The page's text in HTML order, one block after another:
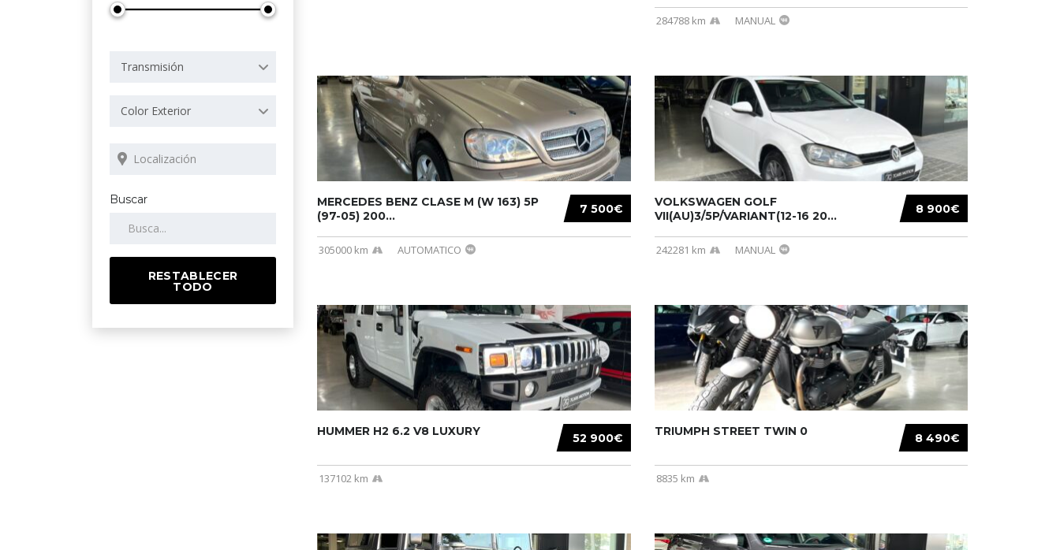
Transmisión
Color Exterior
Buscar
RESTABLECER
TODO
284788 km MANUAL
7 500€
MERCEDES BENZ CLASE M (W 163) 5P
(97-05) 200...
305000 km AUTOMATICO
8 900€
VOLKSWAGEN GOLF
VII(AU)3/5P/VARIANT(12-16 20...
242281 km MANUAL
52 900€
HUMMER H2 6.2 V8 LUXURY
137102 km
8 490€
TRIUMPH STREET TWIN 0
8835 km